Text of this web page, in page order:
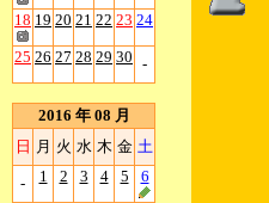
18 19 20 21 22 23 24
25 26 27 28 29 30 -
2016 年 08 月
日 月 火 水 木 金 土
- 1 2 3 4 5 6